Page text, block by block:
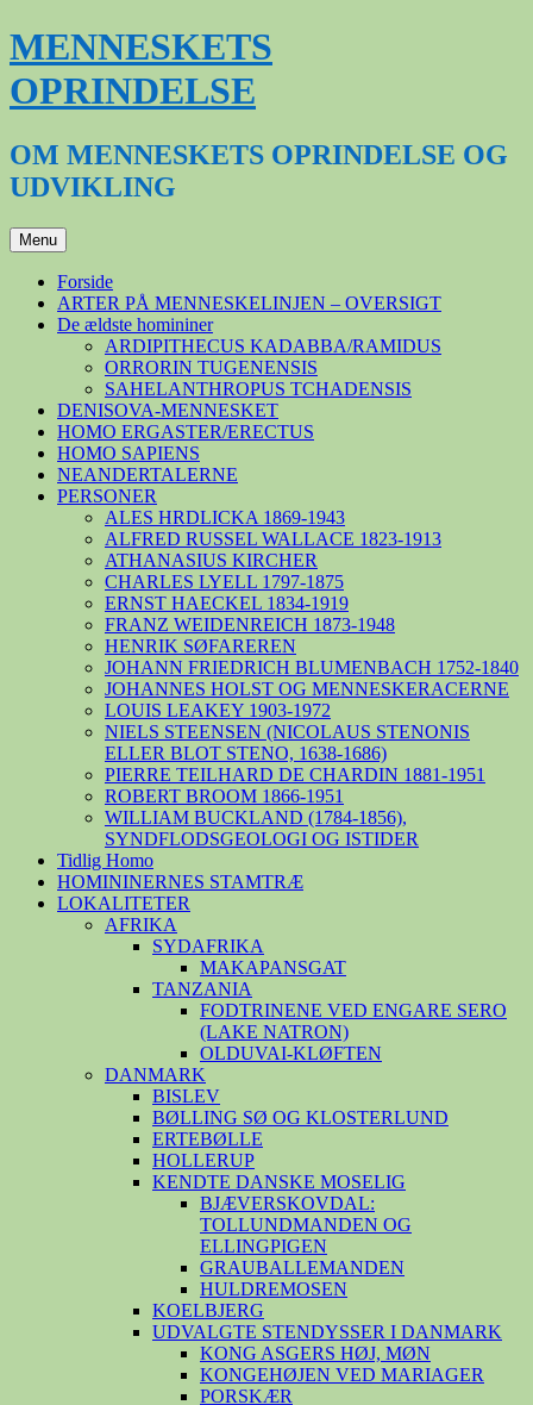
Hop
til
indhold
MENNESKETS
OPRINDELSE
OM MENNESKETS OPRINDELSE OG
UDVIKLING
Menu
Forside
ARTER PÅ MENNESKELINJEN – OVERSIGT
De ældste homininer
ARDIPITHECUS KADABBA/RAMIDUS
ORRORIN TUGENENSIS
SAHELANTHROPUS TCHADENSIS
DENISOVA-MENNESKET
HOMO ERGASTER/ERECTUS
HOMO SAPIENS
NEANDERTALERNE
PERSONER
ALES HRDLICKA 1869-1943
ALFRED RUSSEL WALLACE 1823-1913
ATHANASIUS KIRCHER
CHARLES LYELL 1797-1875
ERNST HAECKEL 1834-1919
FRANZ WEIDENREICH 1873-1948
HENRIK SØFAREREN
JOHANN FRIEDRICH BLUMENBACH 1752-1840
JOHANNES HOLST OG MENNESKERACERNE
LOUIS LEAKEY 1903-1972
NIELS STEENSEN (NICOLAUS STENONIS
ELLER BLOT STENO, 1638-1686)
PIERRE TEILHARD DE CHARDIN 1881-1951
ROBERT BROOM 1866-1951
WILLIAM BUCKLAND (1784-1856),
SYNDFLODSGEOLOGI OG ISTIDER
Tidlig Homo
HOMININERNES STAMTRÆ
LOKALITETER
AFRIKA
SYDAFRIKA
MAKAPANSGAT
TANZANIA
FODTRINENE VED ENGARE SERO
(LAKE NATRON)
OLDUVAI-KLØFTEN
DANMARK
BISLEV
BØLLING SØ OG KLOSTERLUND
ERTEBØLLE
HOLLERUP
KENDTE DANSKE MOSELIG
BJÆVERSKOVDAL:
TOLLUNDMANDEN OG
ELLINGPIGEN
GRAUBALLEMANDEN
HULDREMOSEN
KOELBJERG
UDVALGTE STENDYSSER I DANMARK
KONG ASGERS HØJ, MØN
KONGEHØJEN VED MARIAGER
PORSKÆR